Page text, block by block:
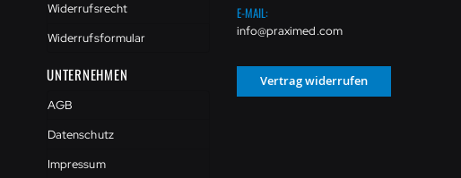
Widerrufsrecht
Widerrufsformular
UNTERNEHMEN
AGB
Datenschutz
Impressum
E-MAIL:
info@praximed.com
Vertrag widerrufen